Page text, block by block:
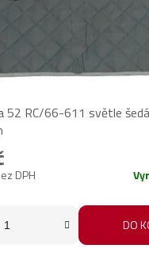
52 RC/66-611 světle
DPH
DO